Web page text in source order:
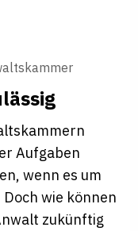
Aufgaben
wenn es um
wie können
zukünftig